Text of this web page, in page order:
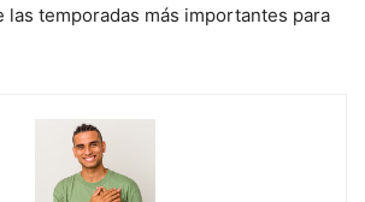
las temporadas más importantes para